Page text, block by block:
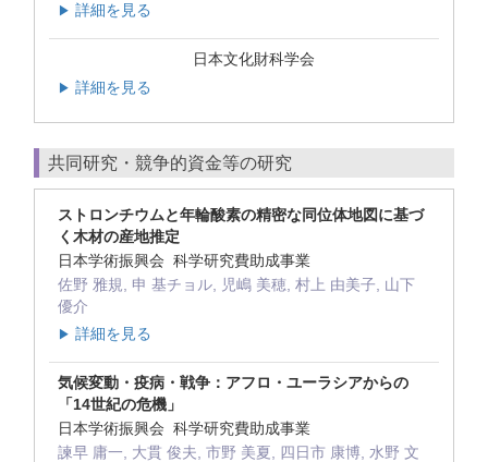
▶ 詳細を見る
日本文化財科学会
▶ 詳細を見る
共同研究・競争的資金等の研究
ストロンチウムと年輪酸素の精密な同位体地図に基づ
く木材の産地推定
日本学術振興会 科学研究費助成事業
佐野 雅規, 申 基チョル, 児嶋 美穂, 村上 由美子, 山下
優介
▶ 詳細を見る
気候変動・疫病・戦争：アフロ・ユーラシアからの
「14世紀の危機」
日本学術振興会 科学研究費助成事業
諫早 庸一, 大貫 俊夫, 市野 美夏, 四日市 康博, 水野 文